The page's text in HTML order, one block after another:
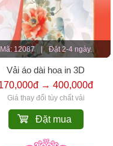
Mã: 12087 | Đặt 2-4 ngày.
Vải áo dài hoa in 3D
→ 400,000đ
Giá thay đổi tùy chất vải
Đặt mua